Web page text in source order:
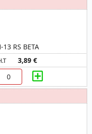
13 RS BETA
3,89 €